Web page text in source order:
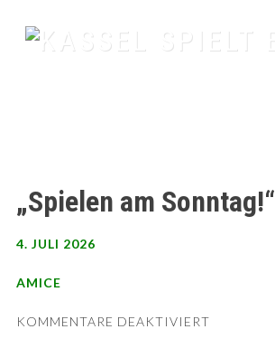
„Spielen am Sonntag!“
4. JULI 2026
AMICE
KOMMENTARE DEAKTIVIERTFÜR